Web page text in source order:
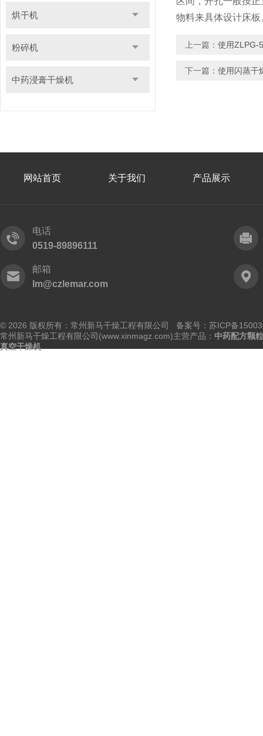
烘干机
粉碎机
中药浸膏干燥机
物料来具体设计床板
上一篇： 使用ZLPG-
下一篇： 使用闪蒸干
网站首页 关于我们 产品展示
电话
0519-89896111
邮箱
lm@czlemar.com
© 2026 版权所有：常州新马干燥工程有限公司 备案号： 苏ICP备
常州新马干燥工程有限公司(www.xinmagz.com)主营产品： 中药配方颗
真空干燥机